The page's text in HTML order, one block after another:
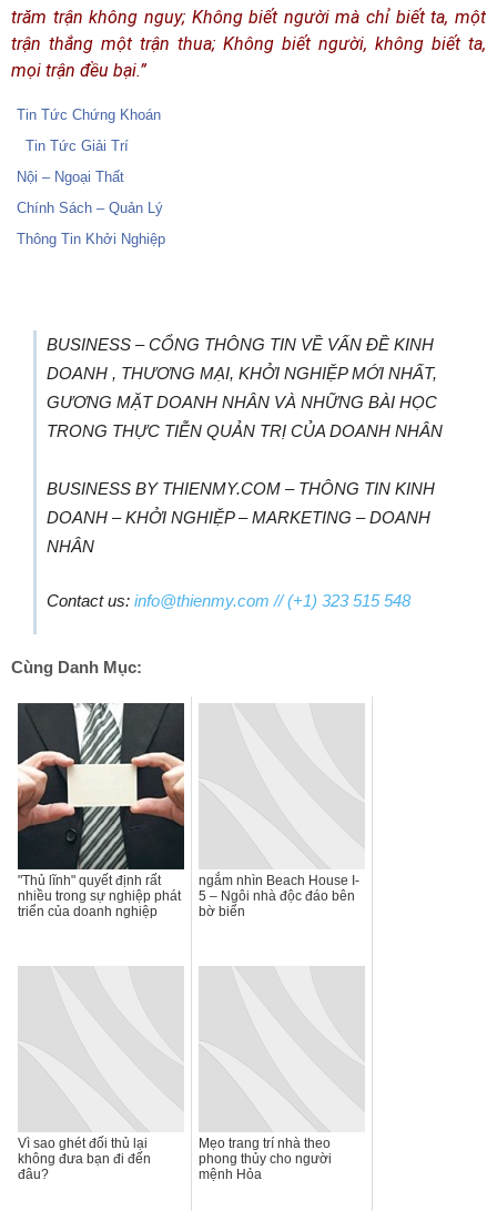
trăm trận không nguy; Không biết người mà chỉ biết ta, một
trận thắng một trận thua; Không biết người, không biết ta,
mọi trận đều bại.”
Tin Tức Chứng Khoán
Tin Tức Giải Trí
Nội – Ngoại Thất
Chính Sách – Quản Lý
Thông Tin Khởi Nghiệp
BUSINESS – CỔNG THÔNG TIN VỀ VẤN ĐỀ KINH
DOANH , THƯƠNG MẠI, KHỞI NGHIỆP MỚI NHẤT,
GƯƠNG MẶT DOANH NHÂN VÀ NHỮNG BÀI HỌC
TRONG THỰC TIỄN QUẢN TRỊ CỦA DOANH NHÂN
BUSINESS BY THIENMY.COM – THÔNG TIN KINH
DOANH – KHỞI NGHIỆP – MARKETING – DOANH
NHÂN
Contact us: info@thienmy.com // (+1) 323 515 548
Cùng Danh Mục:
"Thủ lĩnh" quyết định rất
nhiều trong sự nghiệp phát
triển của doanh nghiệp
ngắm nhìn Beach House I-
5 – Ngôi nhà độc đáo bên
bờ biển
Vì sao ghét đối thủ lại
không đưa bạn đi đến
đâu?
Mẹo trang trí nhà theo
phong thủy cho người
mệnh Hỏa